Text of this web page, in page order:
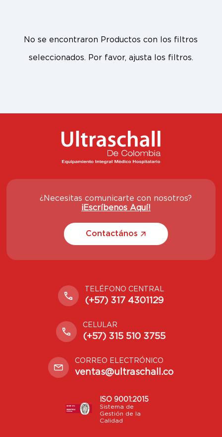
No se encontraron Productos con los filtros
seleccionados. Por favor, ajusta los filtros.
¿Necesitas comunicarte con nosotros?
¡Escríbenos Aquí!
Contactános
TELÉFONO CENTRAL
(+57) 317 4301129
CELULAR
(+57) 315 510 3755
CORREO ELECTRÓNICO
ventas@ultraschall.co
ISO 9001:2015
Sistema de
Gestión de la
Calidad